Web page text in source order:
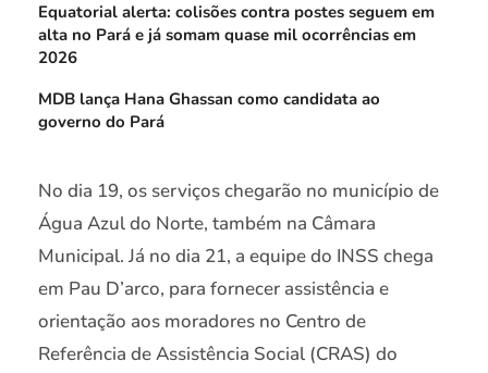
Equatorial alerta: colisões contra postes seguem em
alta no Pará e já somam quase mil ocorrências em
2026
MDB lança Hana Ghassan como candidata ao
governo do Pará
No dia 19, os serviços chegarão no município de
Água Azul do Norte, também na Câmara
Municipal. Já no dia 21, a equipe do INSS chega
em Pau D’arco, para fornecer assistência e
orientação aos moradores no Centro de
Referência de Assistência Social (CRAS) do